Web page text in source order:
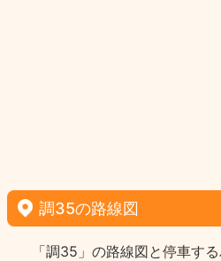
調35の路線図
「調35」の路線図と停車す